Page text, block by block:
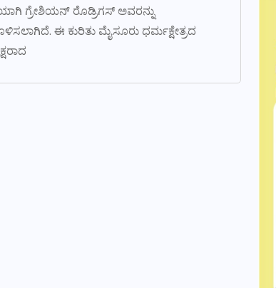
ಗ್ರೇಶಿಯನ್ ರೊಡ್ರಿಗಸ್ ಅವರನ್ನು
ಈ ಕುರಿತು ಮೈಸೂರು ಧರ್ಮಕ್ಷೇತ್ರದ